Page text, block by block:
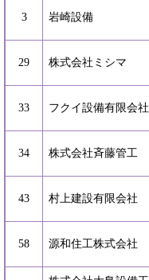
3 岩崎設備
29 株式会社ミシマ
33 フクイ設備有限会社
34 株式会社斉藤管工
43 村上建設有限会社
58 源和住工株式会社